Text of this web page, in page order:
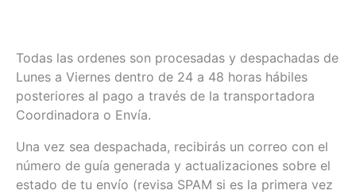
Todas las ordenes son procesadas y despachadas de
Lunes a Viernes dentro de 24 a 48 horas hábiles
posteriores al pago a través de la transportadora
Coordinadora o Envía.
Una vez sea despachada, recibirás un correo con el
número de guía generada y actualizaciones sobre el
estado de tu envío (revisa SPAM si es la primera vez